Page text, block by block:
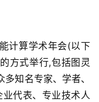
计算学术年会(以下
方式举行,包括图灵
知名专家、学者、
代表、专业技术人